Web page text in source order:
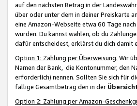
auf den nächsten Betrag in der
über oder unter dem in deiner Preiskarte
eine Amazon-Webseite etwa 60 Tage
wurden. Du kannst wählen, ob du
dafür entscheidest, erklärst du dich damit
Option 1: Zahlung per Überweisung. Wir
Namen der Bank, die Kontonummer, den
erforderlich) nennen. Sollten Sie sich für
fällige Gesamtbetrag den in der
Option 2: Zahlung per Amazon-